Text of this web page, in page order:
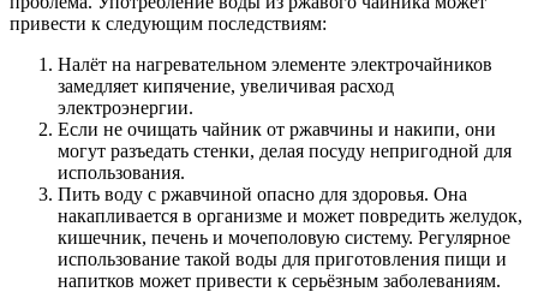
привести к следующим последствиям:
Налёт на нагревательном элементе электрочайников
замедляет кипячение, увеличивая расход
электроэнергии.
Если не очищать чайник от ржавчины и накипи, они
могут разъедать стенки, делая посуду непригодной для
использования.
Пить воду с ржавчиной опасно для здоровья. Она
накапливается в организме и может повредить желудок,
кишечник, печень и мочеполовую систему. Регулярное
использование такой воды для приготовления пищи и
напитков может привести к серьёзным заболеваниям.